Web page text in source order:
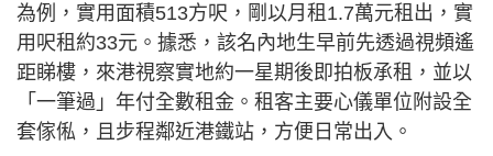
為例，實用面積513方呎，剛以月租1.7萬元租出，實
用呎租約33元。據悉，該名內地生早前先透過視頻遙
距睇樓，來港視察實地約一星期後即拍板承租，並以
「一筆過」年付全數租金。租客主要心儀單位附設全
套傢俬，且步程鄰近港鐵站，方便日常出入。